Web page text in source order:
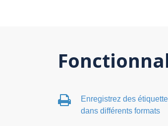
Enregistrez des
dans différents formats